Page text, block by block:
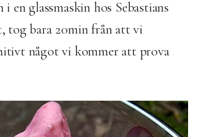
en glassmaskin hos Sebastians
tog bara 20min från att vi
något vi kommer att prova